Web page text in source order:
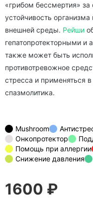
«грибом бессмертия»
устойчивость
внешней среды. Рейши
гепатопротекторными и
также может быть
противотревожное
стресса и применяться
спазмолитика.
Mushroom
Онкопротектор
Помощь при аллергии
Снижение давления
1600 ₽